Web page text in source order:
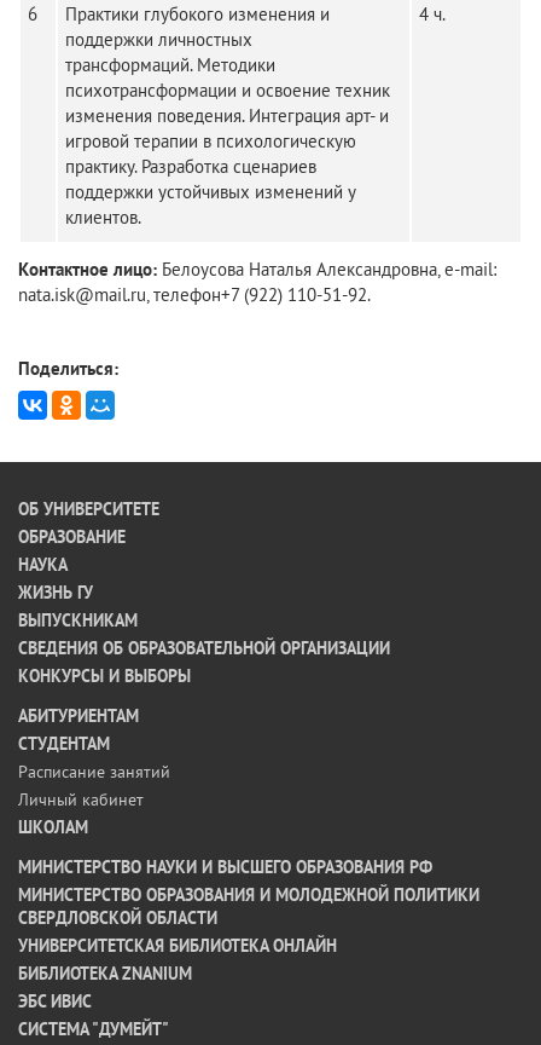
6
Практики глубокого изменения и
поддержки личностных
трансформаций. Методики
психотрансформации и освоение техник
изменения поведения. Интеграция арт- и
игровой терапии в психологическую
практику. Разработка сценариев
поддержки устойчивых изменений у
клиентов.
4 ч.
Контактное лицо: Белоусова Наталья Александровна, е-mail:
nata.isk@mail.ru, телефон+7 (922) 110-51-92.
Поделиться:
ОБ УНИВЕРСИТЕТЕ
ОБРАЗОВАНИЕ
НАУКА
ЖИЗНЬ ГУ
ВЫПУСКНИКАМ
СВЕДЕНИЯ ОБ ОБРАЗОВАТЕЛЬНОЙ ОРГАНИЗАЦИИ
КОНКУРСЫ И ВЫБОРЫ
АБИТУРИЕНТАМ
СТУДЕНТАМ
Расписание занятий
Личный кабинет
ШКОЛАМ
МИНИСТЕРСТВО НАУКИ И ВЫСШЕГО ОБРАЗОВАНИЯ РФ
МИНИСТЕРСТВО ОБРАЗОВАНИЯ И МОЛОДЕЖНОЙ ПОЛИТИКИ
СВЕРДЛОВСКОЙ ОБЛАСТИ
УНИВЕРСИТЕТСКАЯ БИБЛИОТЕКА ОНЛАЙН
БИБЛИОТЕКА ZNANIUM
ЭБС ИВИС
СИСТЕМА "ДУМЕЙТ"